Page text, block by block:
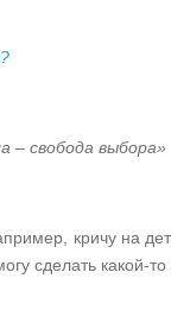
– свобода выбора»
кричу на
сделать какой-